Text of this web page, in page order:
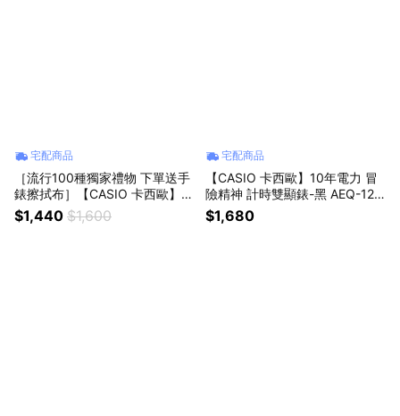
宅配商品
［流行100種獨家禮物 下單送手
錶擦拭布］【CASIO 卡西歐】經
典指針不鏽鋼錶帶手錶-黑x金 學
生錶 考試錶 女錶 送禮 禮物 推薦
$1,440 $1,600
宅配商品
【CASIO 卡西歐】10年電力 冒
險精神 計時雙顯錶-黑 AEQ-120
W-9A
$1,680